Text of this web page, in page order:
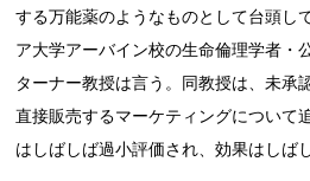
する万能薬のようなものとして台頭し
ア大学アーバイン校の生命倫理学者・
ターナー教授は言う。同教授は、未承
直接販売するマーケティングについて
はしばしば過小評価され、効果はしば